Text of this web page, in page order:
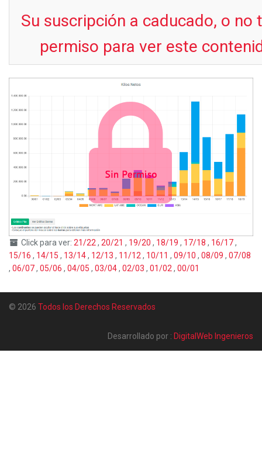
Su suscripción a caducado, o no
permiso para ver este
Click para ver: 21/22 , 20/21 , 19/20 , 18/19 , 17/18 , 16/17,
15/16 , 14/15 , 13/14, 12/13 , 11/12 , 10/11 , 09/10 , 08/09 , 07/08
, 06/07, 05/06 , 04/05 , 03/04, 02/03 , 01/02 , 00/01
© 2026 Todos los Derechos Reservados
Desarrollado por : DigitalWeb Ingenieros